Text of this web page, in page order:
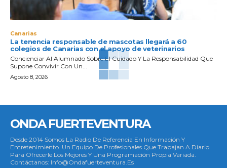
Canarias
La tenencia responsable de mascotas llegará a 60
colegios de Canarias con el apoyo de veterinarios
Concienciar Al Alumnado Sobre El Cuidado Y La Responsabilidad Que
Supone Convivir Con Un...
Agosto 8, 2026
ONDA FUERTEVENTURA
Desde 2014 Somos La Radio De Referencia En Información Y
Entretenimiento. Un Equipo De Profesionales Que Trabajan A Diario
Para Ofrecerle Los Mejores Y Una Programación Propia Variada.
Contáctanos: Info@ondafuerteventura.es